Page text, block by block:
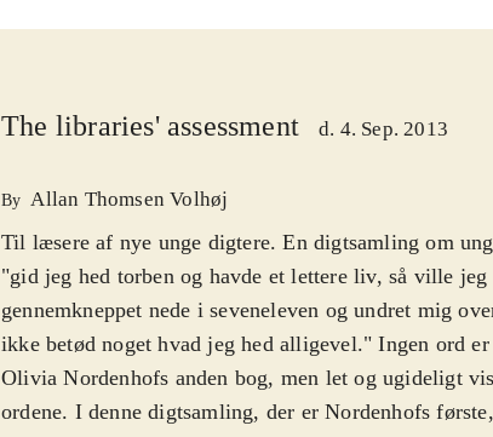
The libraries' assessment d. 4. Sep. 2013
By Allan Thomsen Volhøj
Til læsere af nye unge digtere. En digtsamling om
"gid jeg hed torben og havde et lettere liv, så ville
gennemkneppet nede i seveneleven og undret mig
ikke betød noget hvad jeg hed alligevel." Ingen ord
Olivia Nordenhofs anden bog, men let og ugideligt
ordene. I denne digtsamling, der er Nordenhofs